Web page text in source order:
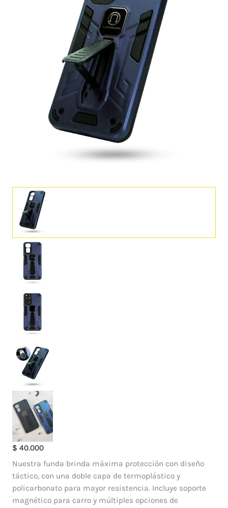
$ 40.000
Nuestra funda brinda máxima protección con diseño
táctico, con una doble capa de termoplástico y
policarbonato para mayor resistencia. Incluye soporte
magnético para carro y múltiples opciones de
Case
Strong
Xiaomi
Redmi
Note